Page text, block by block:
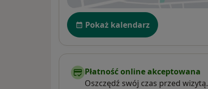
Dostępność
Pokaż kalendarz
Płatność online akceptowana
Oszczędź swój czas przed wizytą.